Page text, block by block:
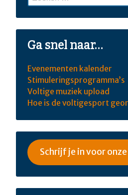
naar:
Ga snel naar…
Evenementen kalender
Stimuleringsprogramma’s
Voltige muziek upload
Hoe is de voltigesport
Schrijf je in voor